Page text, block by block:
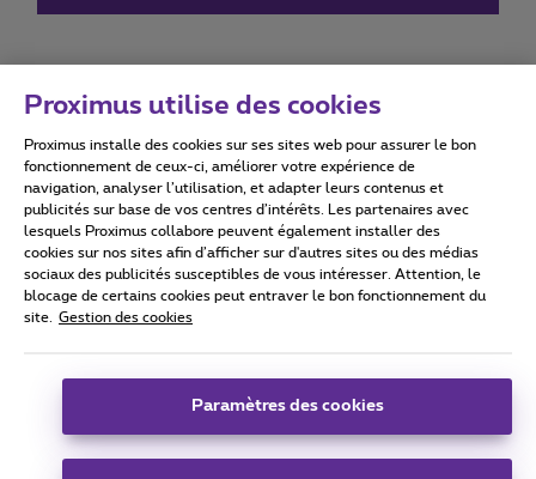
Conditions d'utilisation Accessibility statement
Tous droits réservés. © 2026 Proximus
Conditions générales, info consommateur
Coordonnées de l’entreprise
Boulevard du Roi Albert II 27 - B-1030 Bruxelles.
Proximus utilise des cookies
Proximus installe des cookies sur ses sites web pour assurer le bon
fonctionnement de ceux-ci, améliorer votre expérience de
navigation, analyser l’utilisation, et adapter leurs contenus et
publicités sur base de vos centres d’intérêts. Les partenaires avec
lesquels Proximus collabore peuvent également installer des
cookies sur nos sites afin d’afficher sur d'autres sites ou des médias
sociaux des publicités susceptibles de vous intéresser. Attention, le
blocage de certains cookies peut entraver le bon fonctionnement du
site.
Gestion des cookies
Paramètres des cookies